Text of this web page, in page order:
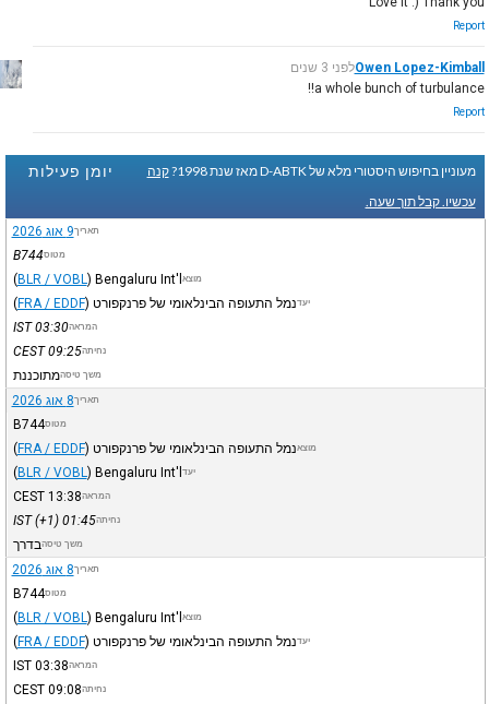
Report
Owen Lopez-Kimballלפני 3 שנים
a whole bunch of turbulance!!
Report
יומן פעילות מעוניין בחיפוש היסטורי מלא של D-ABTK מאז שנת 1998?
קנה
עכשיו. קבל תוך שעה.
תאריך9 אוג 2026
מטוסB744
מוצא Bengaluru Int'l
(BLR / VOBL )
יעדנמל התעופה הבינלאומי של פרנקפורט (FRA / EDDF)
המראה03:30
IST
נחיתה09:25
CEST
משך טיסהמתוכננת
תאריך8 אוג 2026
מטוסB744
מוצאנמל התעופה הבינלאומי של פרנקפורט (FRA / EDDF)
יעד Bengaluru Int'l
(BLR / VOBL )
המראה13:38
CEST
נחיתה01:45
IST(+1)
משך טיסהבדרך
תאריך8 אוג 2026
מטוסB744
מוצא Bengaluru Int'l
(BLR / VOBL )
יעדנמל התעופה הבינלאומי של פרנקפורט (FRA / EDDF)
המראה03:38
IST
נחיתה09:08
CEST